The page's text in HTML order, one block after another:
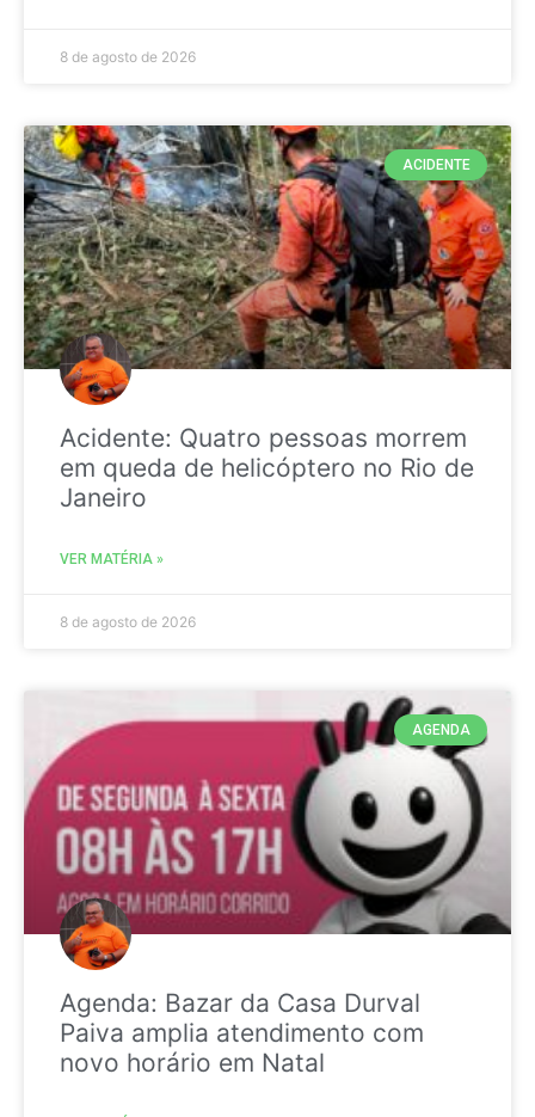
8 de agosto de 2026
ACIDENTE
Acidente: Quatro pessoas morrem
em queda de helicóptero no Rio de
Janeiro
VER MATÉRIA »
8 de agosto de 2026
AGENDA
Agenda: Bazar da Casa Durval
Paiva amplia atendimento com
novo horário em Natal